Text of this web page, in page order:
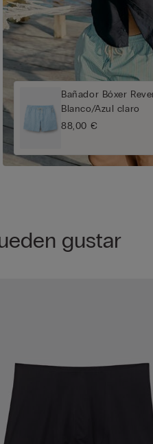
Bañador Bóxer
Blanco/Azul claro
88,00 €
gustar